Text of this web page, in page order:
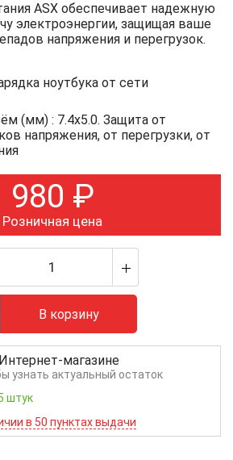
ASX обеспечивает надежную
электроэнергии, защищая ваше
напряжения и перегрузок.
ноутбука от сети
(мм) : 7.4х5.0. Защита от
напряжения, от перегрузки, от
980 ₽
Розничная цена
В корзину
Интернет-магазине
узнать актуальный остаток
штук
в 50 пунктах выдачи